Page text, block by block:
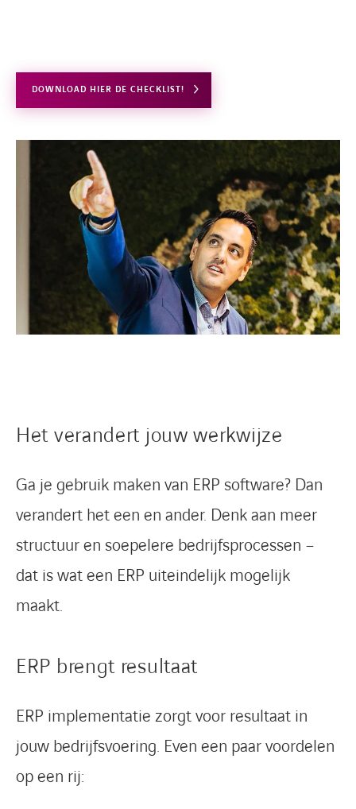
DOWNLOAD HIER DE CHECKLIST!
Het verandert jouw werkwijze
Ga je gebruik maken van ERP software? Dan
verandert het een en ander. Denk aan meer
structuur en soepelere bedrijfsprocessen –
dat is wat een ERP uiteindelijk mogelijk
maakt.
ERP brengt resultaat
ERP implementatie zorgt voor resultaat in
jouw bedrijfsvoering. Even een paar voordelen
op een rij: